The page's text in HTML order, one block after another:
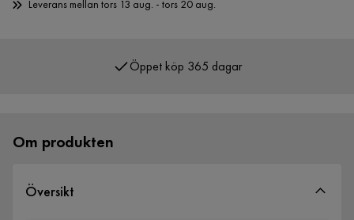
Leverans mellan tors 13 aug. - tors 20 aug.
Om produkten
Översikt